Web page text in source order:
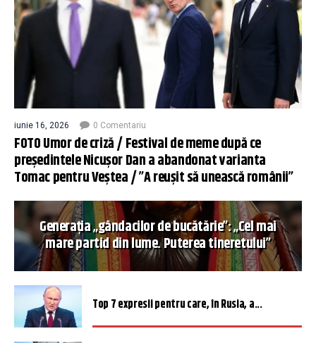
iunie 16, 2026 0 Comentariu
FOTO Umor de criză / Festival de meme după ce
președintele Nicușor Dan a abandonat varianta
Tomac pentru Veștea / ”A reușit să unească românii”
Generația „gândacilor de bucătărie”: „Cel mai
mare partid din lume. Puterea tineretului”
Top 7 expresii pentru care, în Rusia, a...